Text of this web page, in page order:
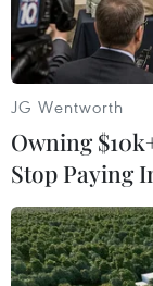
Theo dõi
TIN LIÊN
JG Wentworth
Owning
Stop Paying